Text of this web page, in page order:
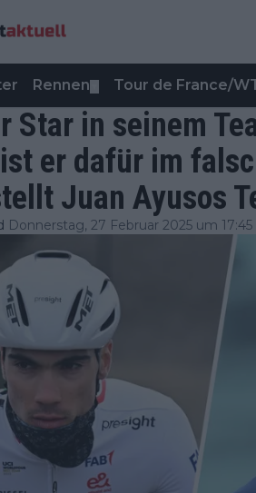
Rennen Tour de France/
Star in seinem
er dafür im
Juan Ayusos
Donnerstag, 27 Februar 2025 um 17:45